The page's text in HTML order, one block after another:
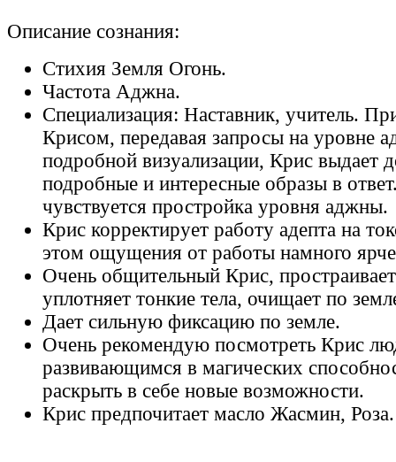
Описание сознания:
Стихия Земля Огонь.
Частота Аджна.
Специализация: Наставник, учитель.
Крисом, передавая запросы на уровне
подробной визуализации, Крис выдает
подробные и интересные образы в
чувствуется простройка уровня аджны.
Крис корректирует работу адепта на
этом ощущения от работы намного
Очень общительный Крис,
уплотняет тонкие тела, очищает по
Дает сильную фиксацию по земле.
Очень рекомендую посмотреть Крис
развивающимся в магических
раскрыть в себе новые возможности.
Крис предпочитает масло Жасмин, Роза.